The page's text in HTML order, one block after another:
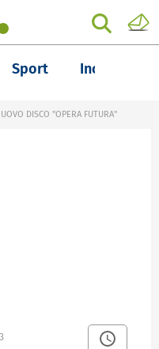
Sport Inchieste
DISCO "OPERA FUTURA"